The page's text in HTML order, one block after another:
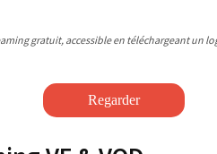
gratuit, accessible en téléchargeant un